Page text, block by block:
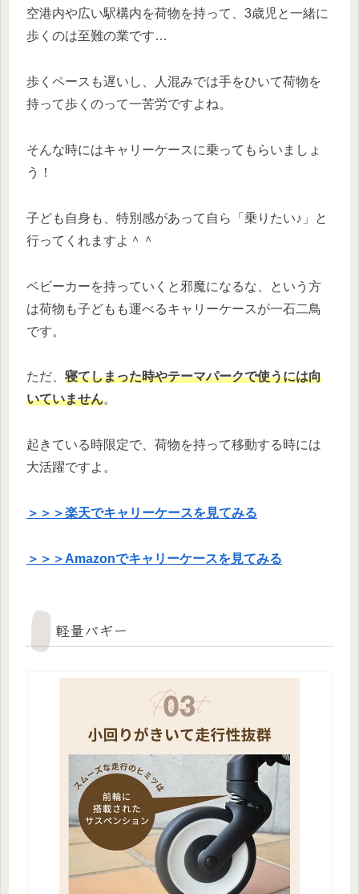
空港内や広い駅構内を荷物を持って、3歳児と一緒に
歩くのは至難の業です…
歩くペースも遅いし、人混みでは手をひいて荷物を
持って歩くのって一苦労ですよね。
そんな時にはキャリーケースに乗ってもらいましょ
う！
子ども自身も、特別感があって自ら「乗りたい♪」と
行ってくれますよ＾＾
ベビーカーを持っていくと邪魔になるな、という方
は荷物も子どもも運べるキャリーケースが一石二鳥
です。
ただ、 寝てしまった時やテーマパークで使うには向
いていません。
起きている時限定で、荷物を持って移動する時には
大活躍ですよ。
＞＞＞楽天でキャリーケースを見てみる
＞＞＞Amazonでキャリーケースを見てみる
軽量バギー